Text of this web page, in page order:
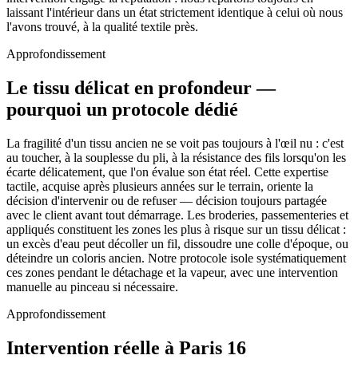
laissant l'intérieur dans un état strictement identique à celui où nous
l'avons trouvé, à la qualité textile près.
Approfondissement
Le tissu délicat en profondeur —
pourquoi un protocole dédié
La fragilité d'un tissu ancien ne se voit pas toujours à l'œil nu : c'est
au toucher, à la souplesse du pli, à la résistance des fils lorsqu'on les
écarte délicatement, que l'on évalue son état réel. Cette expertise
tactile, acquise après plusieurs années sur le terrain, oriente la
décision d'intervenir ou de refuser — décision toujours partagée
avec le client avant tout démarrage. Les broderies, passementeries et
appliqués constituent les zones les plus à risque sur un tissu délicat :
un excès d'eau peut décoller un fil, dissoudre une colle d'époque, ou
déteindre un coloris ancien. Notre protocole isole systématiquement
ces zones pendant le détachage et la vapeur, avec une intervention
manuelle au pinceau si nécessaire.
Approfondissement
Intervention réelle à Paris 16